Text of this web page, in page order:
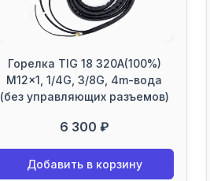
Горелка TIG 18 320A(100%)
M12x1, 1/4G, 3/8G, 4m-вода
(без управляющих разъемов)
6 300 ₽
Добавить в корзину